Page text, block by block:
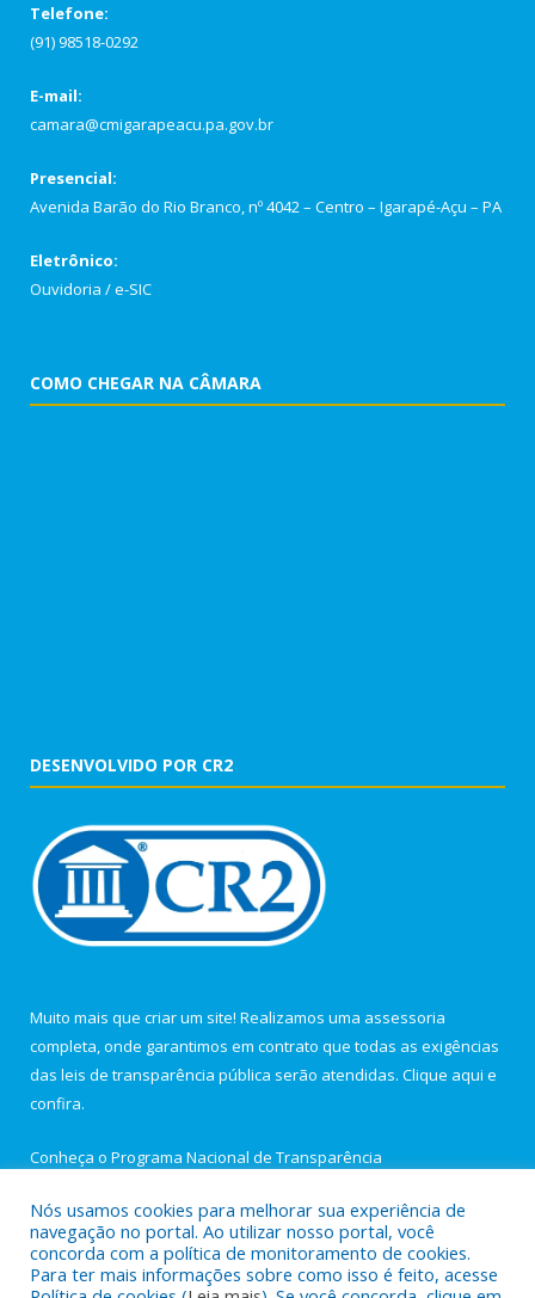
Telefone:
(91) 98518-0292
E-mail:
camara@cmigarapeacu.pa.gov.br
Presencial:
Avenida Barão do Rio Branco, nº 4042 – Centro – Igarapé-Açu – PA
Eletrônico:
Ouvidoria /e-SIC
COMO CHEGAR NA CÂMARA
DESENVOLVIDO POR CR2
Muito mais que criar um site! Realizamos uma assessoria
completa, onde garantimos em contrato que todas as exigências
das leis de transparência pública serão atendidas. Clique aqui e
confira.
Conheça o Programa Nacional de Transparência
Todos os direitos reservados a Câmara Municipal de Igarapé-
Nós usamos cookies para melhorar sua experiência de
navegação no portal. Ao utilizar nosso portal, você
concorda com a política de monitoramento de cookies.
Para ter mais informações sobre como isso é feito, acesse